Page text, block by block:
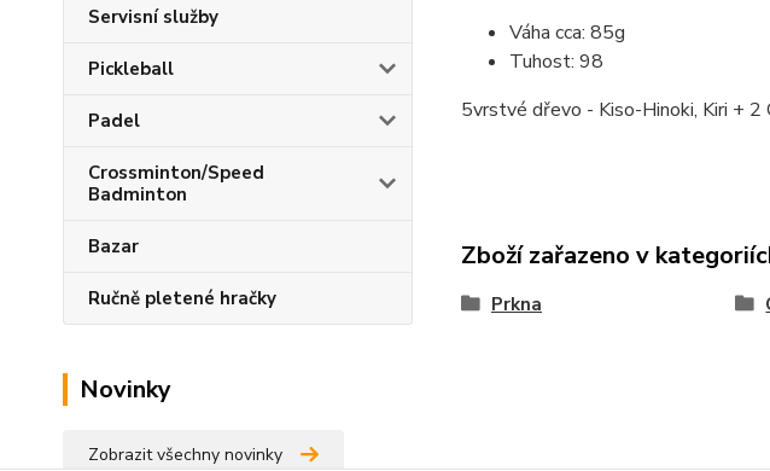
Servisní služby
Pickleball
Padel
Crossminton/Speed
Badminton
Bazar
Ručně pletené hračky
Novinky
Zobrazit všechny novinky
Váha cca: 85g
Tuhost: 98
5vrstvé dřevo - Kiso-Hinoki, Kiri + 2
Zboží zařazeno v
Prkna